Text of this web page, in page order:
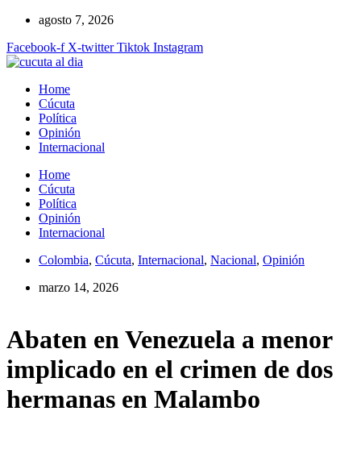
contenido
agosto 7, 2026
Facebook-f X-twitter Tiktok Instagram
Home
Cúcuta
Política
Opinión
Internacional
Home
Cúcuta
Política
Opinión
Internacional
Colombia, Cúcuta, Internacional, Nacional, Opinión
marzo 14, 2026
Abaten en Venezuela a menor
implicado en el crimen de dos
hermanas en Malambo